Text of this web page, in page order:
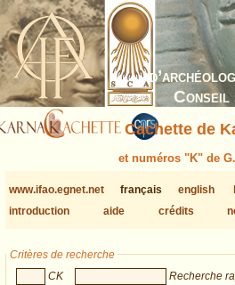
Conseil
Cachette de
et numéros "K" de
www.ifao.egnet.net français english
introduction
aide crédits
Critères de recherche
CK
Recherche